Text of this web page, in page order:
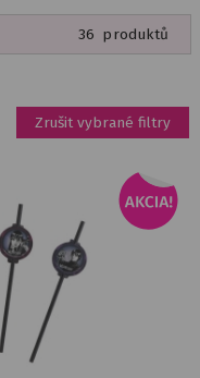
36 produktů
Zrušit vybrané filtry